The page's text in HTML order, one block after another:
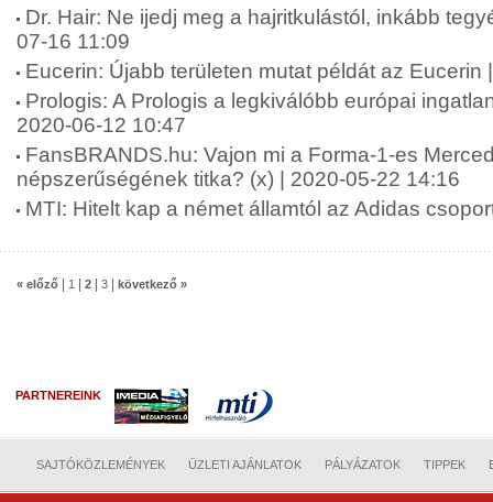
Dr. Hair: Ne ijedj meg a hajritkulástól, inkább
07-16 11:09
Eucerin: Újabb területen mutat példát az Eucerin
Prologis: A Prologis a legkiválóbb európai
2020-06-12 10:47
FansBRANDS.hu: Vajon mi a Forma-1-es
népszerűségének titka? (x) | 2020-05-22 14:16
MTI: Hitelt kap a német államtól az Adidas
« előző 1 2 3 következő »
PARTNEREINK
SAJTÓKÖZLEMÉNYEK ÜZLETI AJÁNLATOK PÁLYÁZATOK TIPPEK